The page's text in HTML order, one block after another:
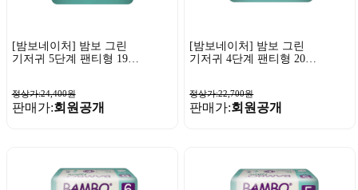
[밤보네이처] 밤보 그린
기저귀 5단계 팬티형 19P
정상가:24,400원
판매가:회원공개
[밤보네이처] 밤보 그린
기저귀 4단계 팬티형 20P
정상가:22,700원
판매가:회원공개